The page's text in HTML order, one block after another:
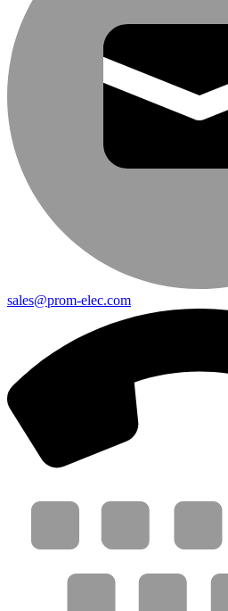
sales@prom-elec.com